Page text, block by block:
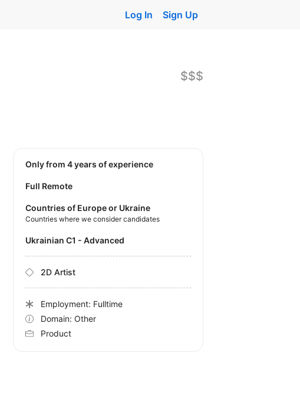
Log In Sign Up
$$$
Only from 4 years of experience
Full Remote
Countries of Europe or Ukraine
Countries where we consider candidates
Ukrainian C1 - Advanced
2D Artist
Employment: Fulltime
Domain: Other
Product